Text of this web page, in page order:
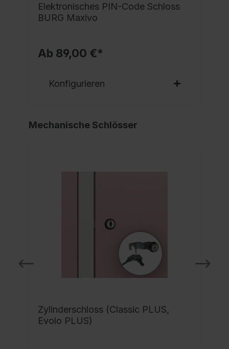
Elektronisches PIN-Code Schloss
BURG Maxivo
Ab 89,00 €*
Konfigurieren
Mechanische Schlösser
Zylinderschloss (Classic PLUS,
Evolo PLUS)